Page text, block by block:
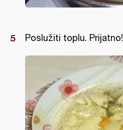
Poslužiti toplu. Prijatno!